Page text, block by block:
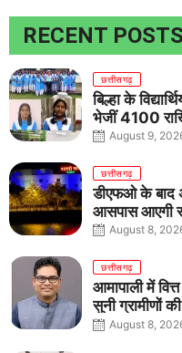
RECENT POSTS
छत्तीसगढ़
बिल्हा के
भेजीं 4100
राष्ट्रीय चयन
August 9,
छत्तीसगढ़
डीएफओ के बाद
आसपास आएगी
August 8,
छत्तीसगढ़
आमापाली में
सुनी ग्रामीणों
August 8,